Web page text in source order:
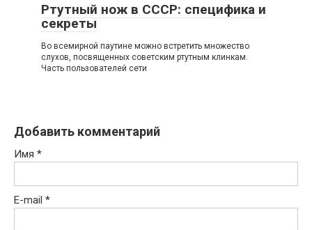
Ртутный нож в СССР: специфика и
секреты
Во всемирной паутине можно встретить множество
слухов, посвященных советским ртутным клинкам.
Часть пользователей сети
Добавить комментарий
Имя *
E-mail *